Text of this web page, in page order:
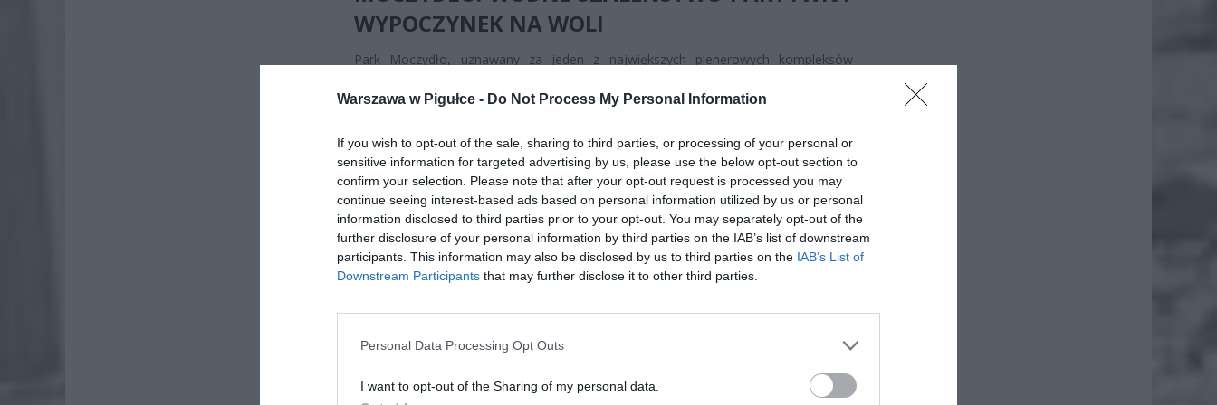
Warszawa w Pigułce - Do Not Process My Personal Information
If you wish to opt-out of the sale, sharing to third parties, or processing of your personal or
sensitive information for targeted advertising by us, please use the below opt-out section to
confirm your selection. Please note that after your opt-out request is processed you may
continue seeing interest-based ads based on personal information utilized by us or personal
information disclosed to third parties prior to your opt-out. You may separately opt-out of the
further disclosure of your personal information by third parties on the IAB’s list of downstream
participants. This information may also be disclosed by us to third parties on the IAB’s List of
Downstream Participants that may further disclose it to other third parties.
Personal Data Processing Opt Outs
I want to opt-out of the Sharing of my personal data.
WYPOCZYNEK NA WOLI
Park Moczydło, uznawany za jeden z największych plenerowych kompleksów
warszawiaków. Obiekt przygotował w tym roku wszechstronną ofertę, która
ad